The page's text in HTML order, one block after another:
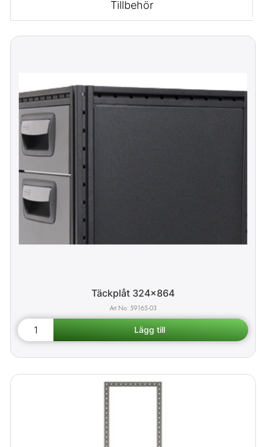
Tillbehör
Täckplåt 324x864
59165-03